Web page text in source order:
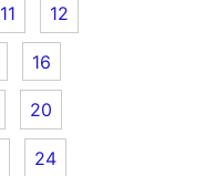
11 12
16
20
24